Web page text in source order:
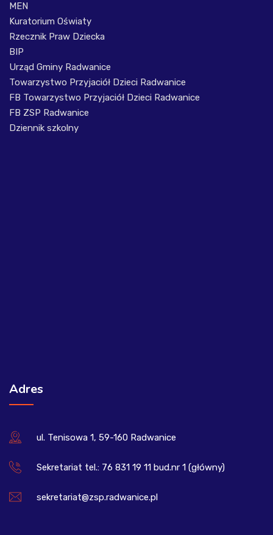
MEN
Kuratorium Oświaty
Rzecznik Praw Dziecka
BIP
Urząd Gminy Radwanice
Towarzystwo Przyjaciół Dzieci Radwanice
FB Towarzystwo Przyjaciół Dzieci Radwanice
FB ZSP Radwanice
Dziennik szkolny
Adres
ul. Tenisowa 1, 59-160 Radwanice
Sekretariat tel.: 76 831 19 11 bud.nr 1 (główny)
sekretariat@zsp.radwanice.pl